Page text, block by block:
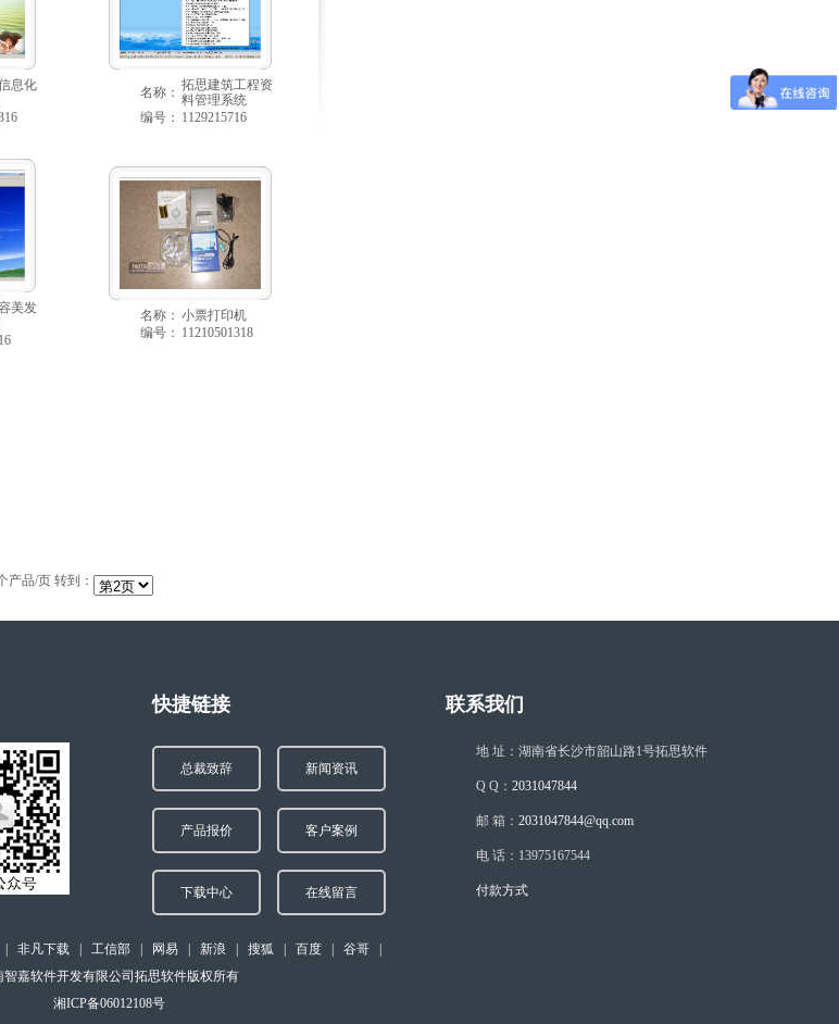
息化
名称： 拓思建筑工程资
料管理系统
编号： 1129215716
美发
名称： 小票打印机
编号： 11210501318
产品/页 转到：
快捷链接
总裁致辞 新闻资讯
产品报价 客户案例
下载中心 在线留言
联系我们
地 址：湖南省长沙市韶山路1号拓思软件
Q Q： 2031047844
邮 箱： 2031047844@qq.com
电 话：13975167544
付款方式
非凡下载 工信部 网易 新浪 搜狐 百度 谷哥
智嘉软件开发有限公司拓思软件版权所有
湘ICP备06012108号